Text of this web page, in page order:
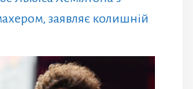
заявляє колишній